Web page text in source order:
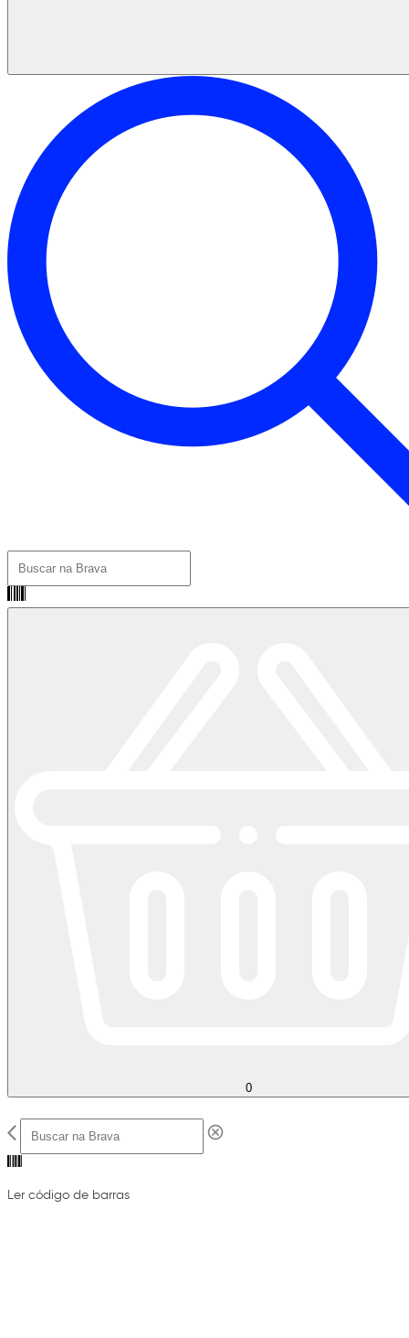
0
Ler código de barras